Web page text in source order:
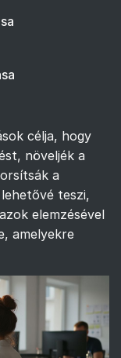
célja, hogy
növeljék a
a
teszi,
elemzésével
amelyekre